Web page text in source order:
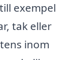
exempel
tak eller
inom